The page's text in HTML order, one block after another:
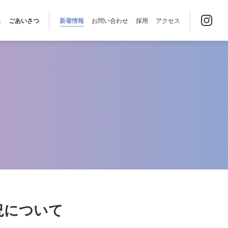
ごあいさつ 新着情報 お問い合わせ 採用 アクセス
ついて